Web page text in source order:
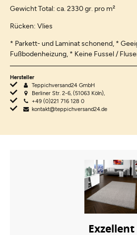
Gewicht Total: ca. 2330 gr. pro m²
Rücken: Vlies
* Parkett- und Laminat schonend, *
Fußbodenheizung, * Keine Fussel /
Hersteller
Teppichversand24 GmbH
Berliner Str. 2-6, (51063 Köln),
+49 (0)221 716 128 0
kontakt@teppichversand24.de
Exzellent